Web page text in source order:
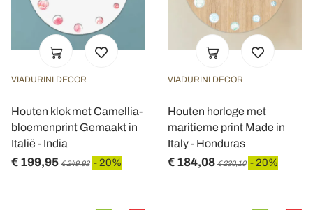
VIADURINI DECOR
Houten klok met Camellia-
bloemenprint Gemaakt in
Italië - India
€ 199,95 € 249,93 - 20%
VIADURINI DECOR
Houten horloge met
maritieme print Made in
Italy - Honduras
€ 184,08 € 230,10 - 20%